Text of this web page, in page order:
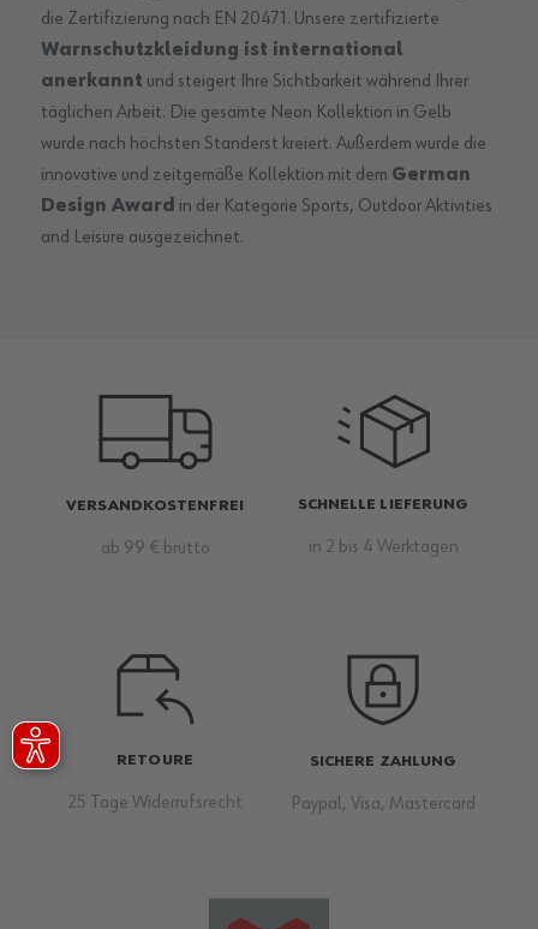
die Zertifizierung nach EN 20471. Unsere zertifizierte
Warnschutzkleidung ist international
anerkannt und steigert Ihre Sichtbarkeit während Ihrer
täglichen Arbeit. Die gesamte Neon Kollektion in Gelb
wurde nach höchsten Standerst kreiert. Außerdem wurde die
innovative und zeitgemäße Kollektion mit dem German
Design Award in der Kategorie Sports, Outdoor Aktivities
and Leisure ausgezeichnet.
VERSANDKOSTENFREI
ab 99 € brutto
SCHNELLE LIEFERUNG
in 2 bis 4 Werktagen
RETOURE
25 Tage Widerrufsrecht
SICHERE ZAHLUNG
Paypal, Visa, Mastercard